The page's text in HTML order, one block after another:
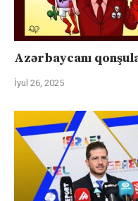
Azərbaycanı
İyul 26, 2025